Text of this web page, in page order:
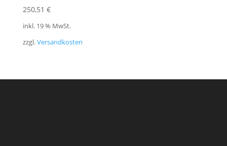
250,51 €
inkl. 19 % MwSt.
zzgl.Versandkosten